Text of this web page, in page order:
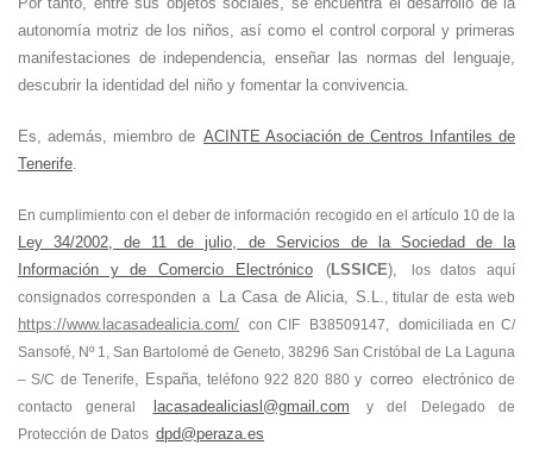
autonomía motriz de los niños, así como el control corporal y primeras
manifestaciones de independencia, enseñar las normas del lenguaje,
descubrir la identidad del niño y fomentar la convivencia.
Es, además, miembro de ACINTE Asociación de Centros Infantiles de
Tenerife
En cumplimiento con el deber de información recogido en el artículo 10 de la
Ley 34/2002, de 11 de julio, de Servicios de la Sociedad de la
Información y de Comercio Electrónico
(LSSICE),
los datos aquí
consignados corresponden a
La Casa de Alicia, S.L. , titular de esta web
https://www.lacasadealicia.com/ con CIF B38509147 domiciliada en C/
Sansofé, Nº 1, San Bartolomé de Geneto, 38296 San Cristóbal de La Laguna
– S/C de Tenerife
, España , teléfono 922 820 880 y correo electrónico de
contacto general
lacasadealiciasl@gmail.com
y del Delegado de
Protección de Datos dpd@peraza.es